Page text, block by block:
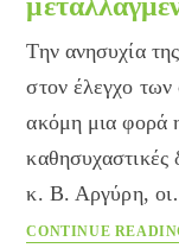
Την ανησυχία
στον έλεγχο των
ακόμη μια φορά
καθησυχαστικές
κ. Β. Αργύρη,
CONTINUE